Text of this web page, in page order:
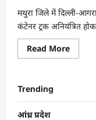
मथुरा जिले में दिल्ली-
कंटेनर ट्रक अनियंत्रित
Read More
Trending
आंध्र प्रदेश